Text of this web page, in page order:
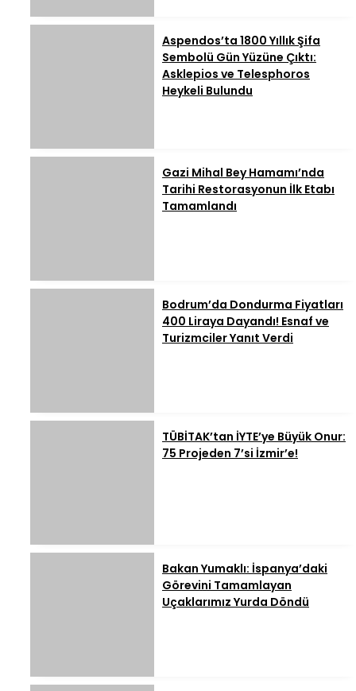
Aspendos’ta 1800 Yıllık Şifa
Sembolü Gün Yüzüne Çıktı:
Asklepios ve Telesphoros
Heykeli Bulundu
Gazi Mihal Bey Hamamı’nda
Tarihi Restorasyonun İlk Etabı
Tamamlandı
Bodrum’da Dondurma Fiyatları
400 Liraya Dayandı! Esnaf ve
Turizmciler Yanıt Verdi
TÜBİTAK’tan İYTE’ye Büyük Onur:
75 Projeden 7’si İzmir’e!
Bakan Yumaklı: İspanya’daki
Görevini Tamamlayan
Uçaklarımız Yurda Döndü